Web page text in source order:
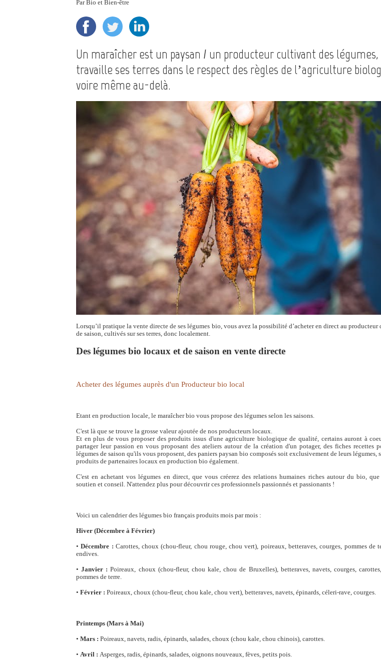
ParBio et Bien-être
Un maraîcher est un paysan / un producteur cultivant des
travaille ses terres dans le respect des règles de l’agriculture
voire même au-delà.
Lorsqu’il pratique la vente directe de ses légumes bio, vous avez la possibilité d’acheter en direct au producteur
de saison, cultivés sur ses terres, donc localement.
Des légumes bio locaux et de saison en vente directe
Acheter des légumes auprès d'un Producteur bio local
Etant en production locale, le maraîcher bio vous propose des légumes selon les saisons.
C'est là que se trouve la grosse valeur ajoutée de nos producteurs locaux.
Et en plus de vous proposer des produits issus d'une agriculture biologique de qualité, certains auront à
partager leur passion en vous proposant des ateliers autour de la création d'un potager, des fiches recettes
légumes de saison qu'ils vous proposent, des paniers paysan bio composés soit exclusivement de leurs légumes,
produits de partenaires locaux en production bio également.
C'est en achetant vos légumes en direct, que vous créerez des relations humaines riches autour du bio,
soutien et conseil. N'attendez plus pour découvrir ces professionnels passionnés et passionants !
Voici un calendrier des légumes bio français produits mois par mois :
Hiver (Décembre à Février)
• Décembre : Carottes, choux (chou-fleur, chou rouge, chou vert), poireaux, betteraves, courges, pommes de
endives.
• Janvier : Poireaux, choux (chou-fleur, chou kale, chou de Bruxelles), betteraves, navets, courges,
pommes de terre.
• Février : Poireaux, choux (chou-fleur, chou kale, chou vert), betteraves, navets, épinards, céleri-rave, courges.
Printemps (Mars à Mai)
• Mars : Poireaux, navets, radis, épinards, salades, choux (chou kale, chou chinois), carottes.
• Avril : Asperges, radis, épinards, salades, oignons nouveaux, fèves, petits pois.